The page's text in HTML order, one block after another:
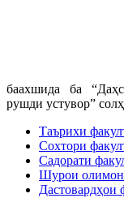
баахшида ба
рушди устувор”
Таърихи
Сохтори
Садорати
Шурои олимон
Дастовардҳои